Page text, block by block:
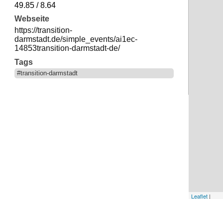
49.85 / 8.64
Webseite
https://transition-
darmstadt.de/simple_events/ai1ec-
14853transition-darmstadt-de/
Tags
#transition-darmstadt
Leaflet|